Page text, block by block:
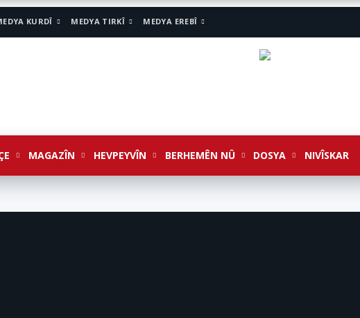
KURDÎ MEDYA TIRKÎ MEDYA EREBÎ
MAGAZÎN HEVPEYVÎN BERHEMÊN NÛ DOSYA NIVÎSKAR